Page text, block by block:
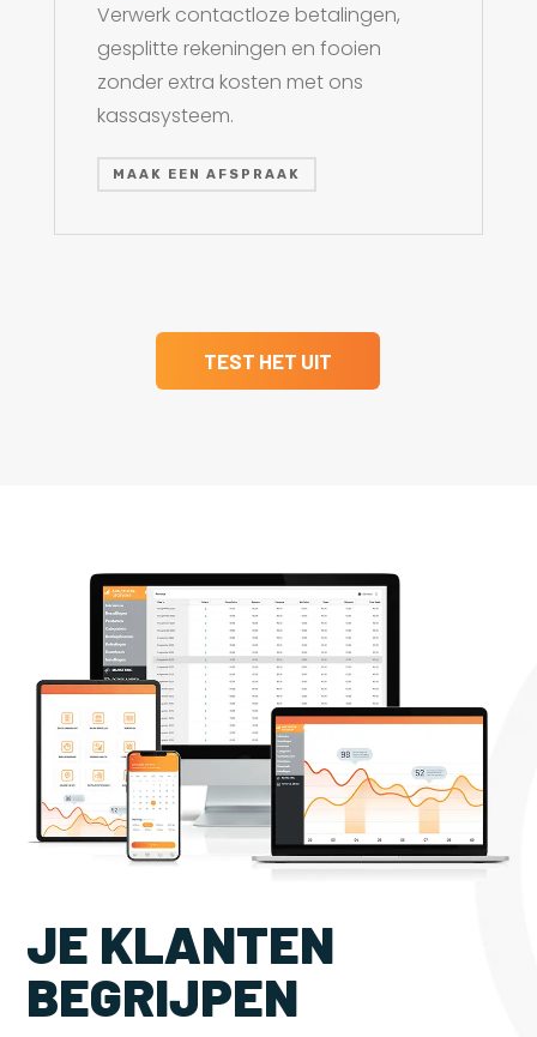
Verwerk contactloze betalingen,
gesplitte rekeningen en fooien
zonder extra kosten met ons
kassasysteem.
MAAK EEN AFSPRAAK
TEST HET UIT
JE KLANTEN
BEGRIJPEN